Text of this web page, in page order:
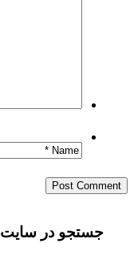
جستجو در سایت